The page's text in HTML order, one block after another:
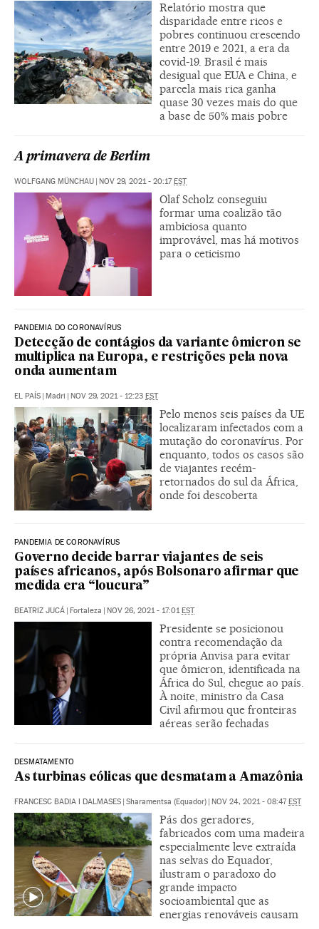
Relatório mostra que
disparidade entre ricos e
pobres continuou crescendo
entre 2019 e 2021, a era da
covid-19. Brasil é mais
desigual que EUA e China, e
parcela mais rica ganha
quase 30 vezes mais do que
a base de 50% mais pobre
A primavera de Berlim
WOLFGANG MÜNCHAU NOV 29, 2021 - 20:17 EST
Olaf Scholz conseguiu
formar uma coalizão tão
ambiciosa quanto
improvável, mas há motivos
para o ceticismo
PANDEMIA DO CORONAVÍRUS
Detecção de contágios da variante ômicron se
multiplica na Europa, e restrições pela nova
onda aumentam
EL PAÍS Madri NOV 29, 2021 - 12:23 EST
Pelo menos seis países da UE
localizaram infectados com a
mutação do coronavírus. Por
enquanto, todos os casos são
de viajantes recém-
retornados do sul da África,
onde foi descoberta
PANDEMIA DE CORONAVÍRUS
Governo decide barrar viajantes de seis
países africanos, após Bolsonaro afirmar que
medida era “loucura”
BEATRIZ JUCÁ | Fortaleza | NOV 26, 2021 - 17:01EST
Presidente se posicionou
contra recomendação da
própria Anvisa para evitar
que ômicron, identificada na
África do Sul, chegue ao país.
À noite, ministro da Casa
Civil afirmou que fronteiras
aéreas serão fechadas
DESMATAMENTO
As turbinas eólicas que desmatam a Amazônia
FRANCESC BADIA I DALMASES | Sharamentsa (Equador) | NOV 24, 2021 - 08:47EST
Pás dos geradores,
fabricados com uma madeira
especialmente leve extraída
nas selvas do Equador,
ilustram o paradoxo do
grande impacto
socioambiental que as
energias renováveis causam